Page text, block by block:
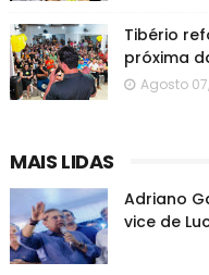
Tibério
próxima
Agosto
MAIS LIDAS
Adriano
vice de